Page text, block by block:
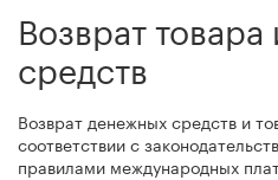
Возврат
средств
Возврат денежных средств и
соответствии с
правилами международных